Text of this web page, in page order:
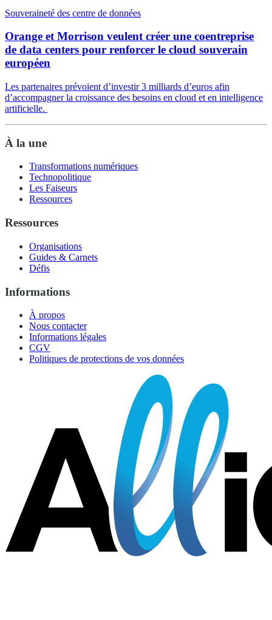
Souveraineté des centre de données
Orange et Morrison veulent créer une coentreprise
de data centers pour renforcer le cloud souverain
européen
Les partenaires prévoient d’investir 3 milliards d’euros afin
d’accompagner la croissance des besoins en cloud et en intelligence
artificielle.
À la une
Transformations numériques
Technopolitique
Les Faiseurs
Ressources
Ressources
Organisations
Guides & Carnets
Défis
Informations
À propos
Nous contacter
Informations légales
CGV
Politiques de protections de vos données